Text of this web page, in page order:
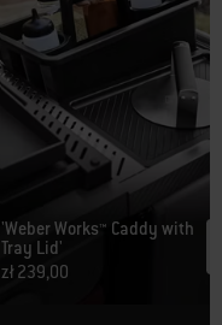
'Weber Works™ Caddy with
Tray Lid'
zł 239,00